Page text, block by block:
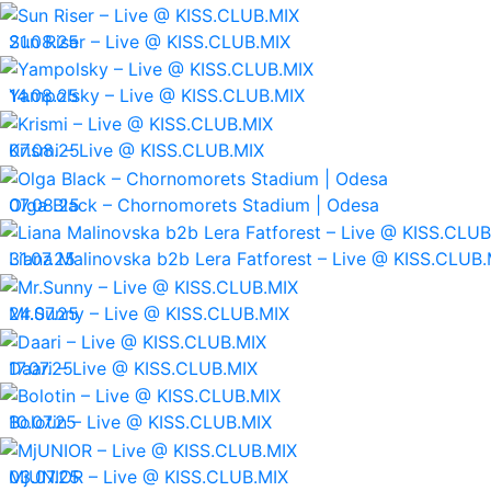
21.08.25
Sun Riser – Live @ KISS.CLUB.MIX
14.08.25
Yampolsky – Live @ KISS.CLUB.MIX
07.08.25
Krismi – Live @ KISS.CLUB.MIX
07.08.25
Olga Black – Chornomorets Stadium | Odesa
31.07.25
Liana Malinovska b2b Lera Fatforest – Live @
24.07.25
Mr.Sunny – Live @ KISS.CLUB.MIX
17.07.25
Daari – Live @ KISS.CLUB.MIX
10.07.25
Bolotin – Live @ KISS.CLUB.MIX
03.07.25
MjUNIOR – Live @ KISS.CLUB.MIX